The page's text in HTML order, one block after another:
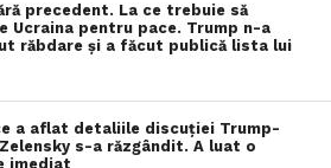
precedent. La ce trebuie să
Ucraina pentru pace. Trump n-a
răbdare și a făcut publică lista lui
a aflat detaliile discuției Trump-
s-a răzgândit. A luat o
imediat